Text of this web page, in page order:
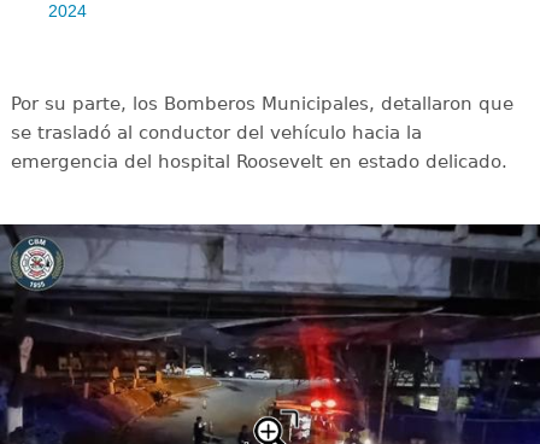
2024
Por su parte, los Bomberos Municipales, detallaron que
se trasladó al conductor del vehículo hacia la
emergencia del hospital Roosevelt en estado delicado.